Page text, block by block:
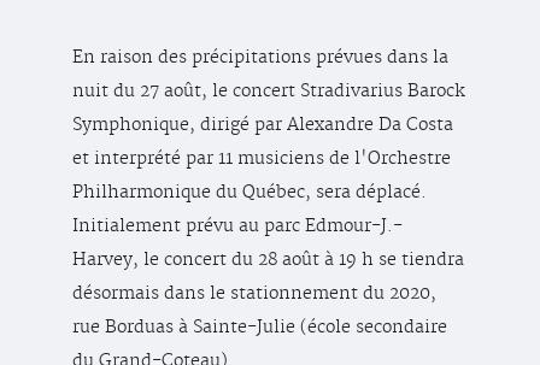
En raison des précipitations prévues dans la
nuit du 27 août, le concert Stradivarius Barock
Symphonique, dirigé par Alexandre Da Costa
et interprété par 11 musiciens de l'Orchestre
Philharmonique du Québec, sera déplacé.
Initialement prévu au parc Edmour-J.-
Harvey, le concert du 28 août à 19 h se tiendra
désormais dans le stationnement du 2020,
rue Borduas à Sainte-Julie (école secondaire